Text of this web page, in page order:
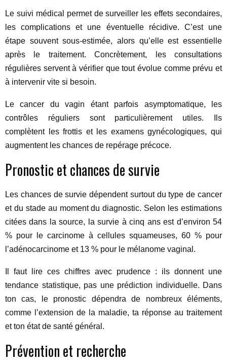
Le suivi médical permet de surveiller les effets secondaires,
les complications et une éventuelle récidive. C’est une
étape souvent sous-estimée, alors qu’elle est essentielle
après le traitement. Concrètement, les consultations
régulières servent à vérifier que tout évolue comme prévu et
à intervenir vite si besoin.
Le cancer du vagin étant parfois asymptomatique, les
contrôles réguliers sont particulièrement utiles. Ils
complètent les frottis et les examens gynécologiques, qui
augmentent les chances de repérage précoce.
Pronostic et chances de survie
Les chances de survie dépendent surtout du type de cancer
et du stade au moment du diagnostic. Selon les estimations
citées dans la source, la survie à cinq ans est d’environ 54
% pour le carcinome à cellules squameuses, 60 % pour
l’adénocarcinome et 13 % pour le mélanome vaginal.
Il faut lire ces chiffres avec prudence : ils donnent une
tendance statistique, pas une prédiction individuelle. Dans
ton cas, le pronostic dépendra de nombreux éléments,
comme l’extension de la maladie, ta réponse au traitement
et ton état de santé général.
Prévention et recherche